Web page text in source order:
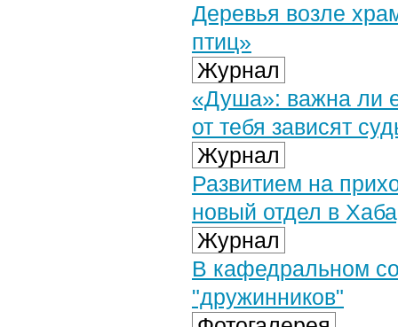
Деревья возле
птиц»
Журнал
«Душа»: важна ли
от тебя зависят
Журнал
Развитием на
новый отдел в
Журнал
В кафедральном
"дружинников"